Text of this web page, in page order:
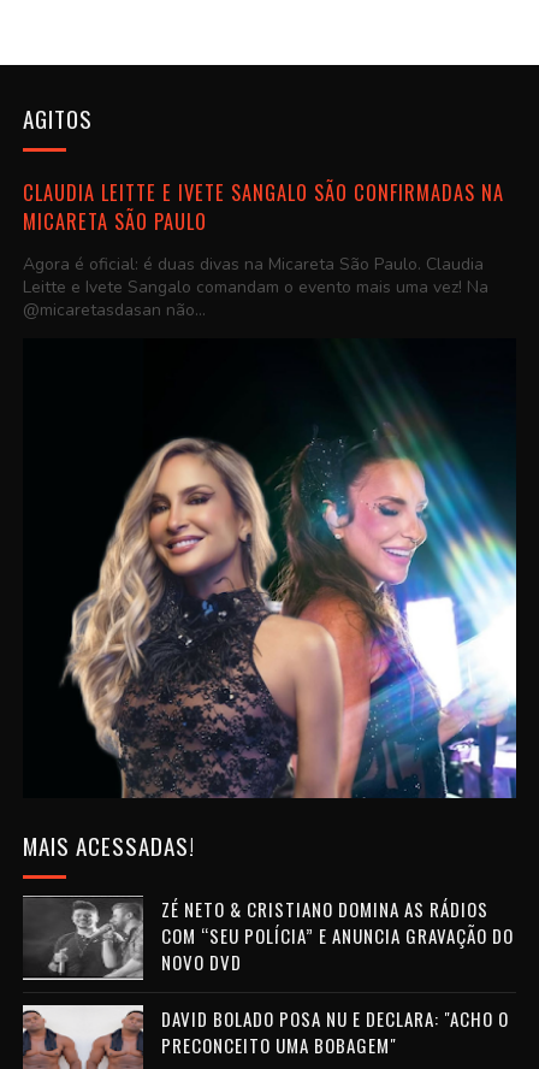
AGITOS
CLAUDIA LEITTE E IVETE SANGALO SÃO CONFIRMADAS NA
MICARETA SÃO PAULO
Agora é oficial: é duas divas na Micareta São Paulo. Claudia
Leitte e Ivete Sangalo comandam o evento mais uma vez! Na
@micaretasdasan não...
MAIS ACESSADAS!
ZÉ NETO & CRISTIANO DOMINA AS RÁDIOS
COM “SEU POLÍCIA” E ANUNCIA GRAVAÇÃO DO
NOVO DVD
DAVID BOLADO POSA NU E DECLARA: "ACHO O
PRECONCEITO UMA BOBAGEM"